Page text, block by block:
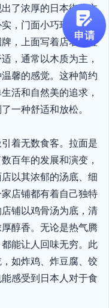
了浓厚的日本街头文
，门面小巧玲珑，很
，上面写着店名和拉
，通常以木质为主，
馨的感觉。这种简约
活和自然美的追求，
一种舒适和放松。
着无数食客。拉面是
百年的发展和演变，
以其浓郁的汤底、细
店铺都有着自己独特
铺以鸡骨汤为底，清
醇香。无论是热气腾
能让人回味无穷。此
如炸鸡、炸豆腐、饺
感受到日本人对于食